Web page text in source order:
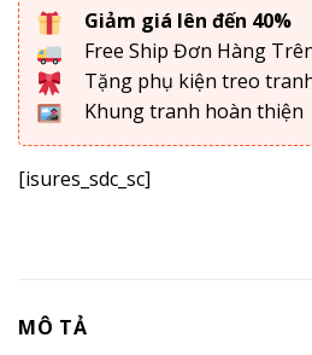
Giảm giá lên đến 40%
Free Ship Đơn Hàng
Tặng phụ kiện treo
Khung tranh hoàn thiện
[isures_sdc_sc]
MÔ TẢ